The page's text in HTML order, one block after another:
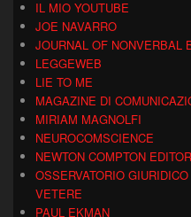
IL MIO YOUTUBE
JOE NAVARRO
JOURNAL OF NONVERBAL
LEGGEWEB
LIE TO ME
MAGAZINE DI
MIRIAM MAGNOLFI
NEUROCOMSCIENCE
NEWTON COMPTON
OSSERVATORIO
VETERE
PAUL EKMAN